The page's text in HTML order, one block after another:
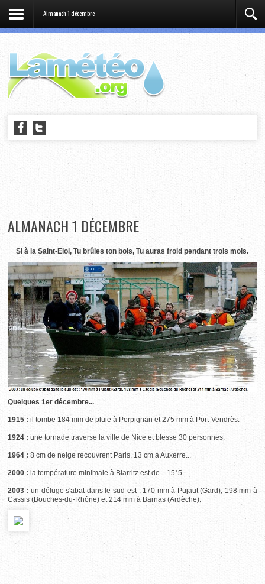
Almanach 1 décembre
ALMANACH 1 DÉCEMBRE
Si à la Saint-Eloi, Tu brûles ton bois, Tu auras froid pendant trois mois.
Quelques 1er décembre...
1915 : il tombe 184 mm de pluie à Perpignan et 275 mm à Port-Vendrès.
1924 : une tornade traverse la ville de Nice et blesse 30 personnes.
1964 : 8 cm de neige recouvrent Paris, 13 cm à Auxerre...
2000 : la température minimale à Biarritz est de... 15°5.
2003 : un déluge s'abat dans le sud-est : 170 mm à Pujaut (Gard), 198 mm à
Cassis (Bouches-du-Rhône) et 214 mm à Barnas (Ardèche).